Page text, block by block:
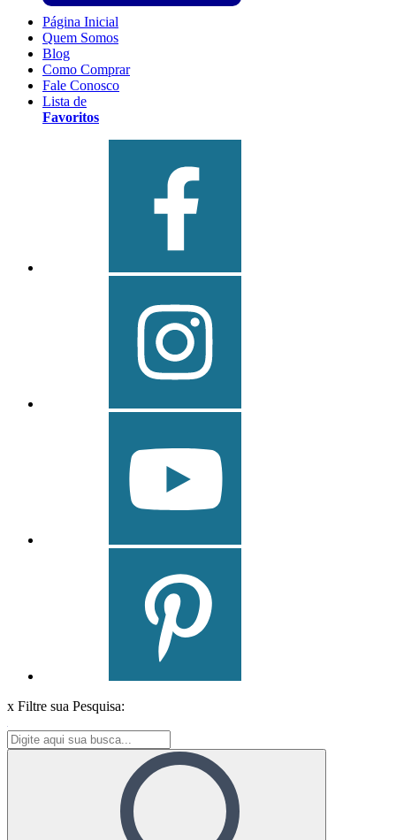
Página Inicial
Quem Somos
Blog
Como Comprar
Fale Conosco
Lista de
Favoritos
x Filtre sua Pesquisa: